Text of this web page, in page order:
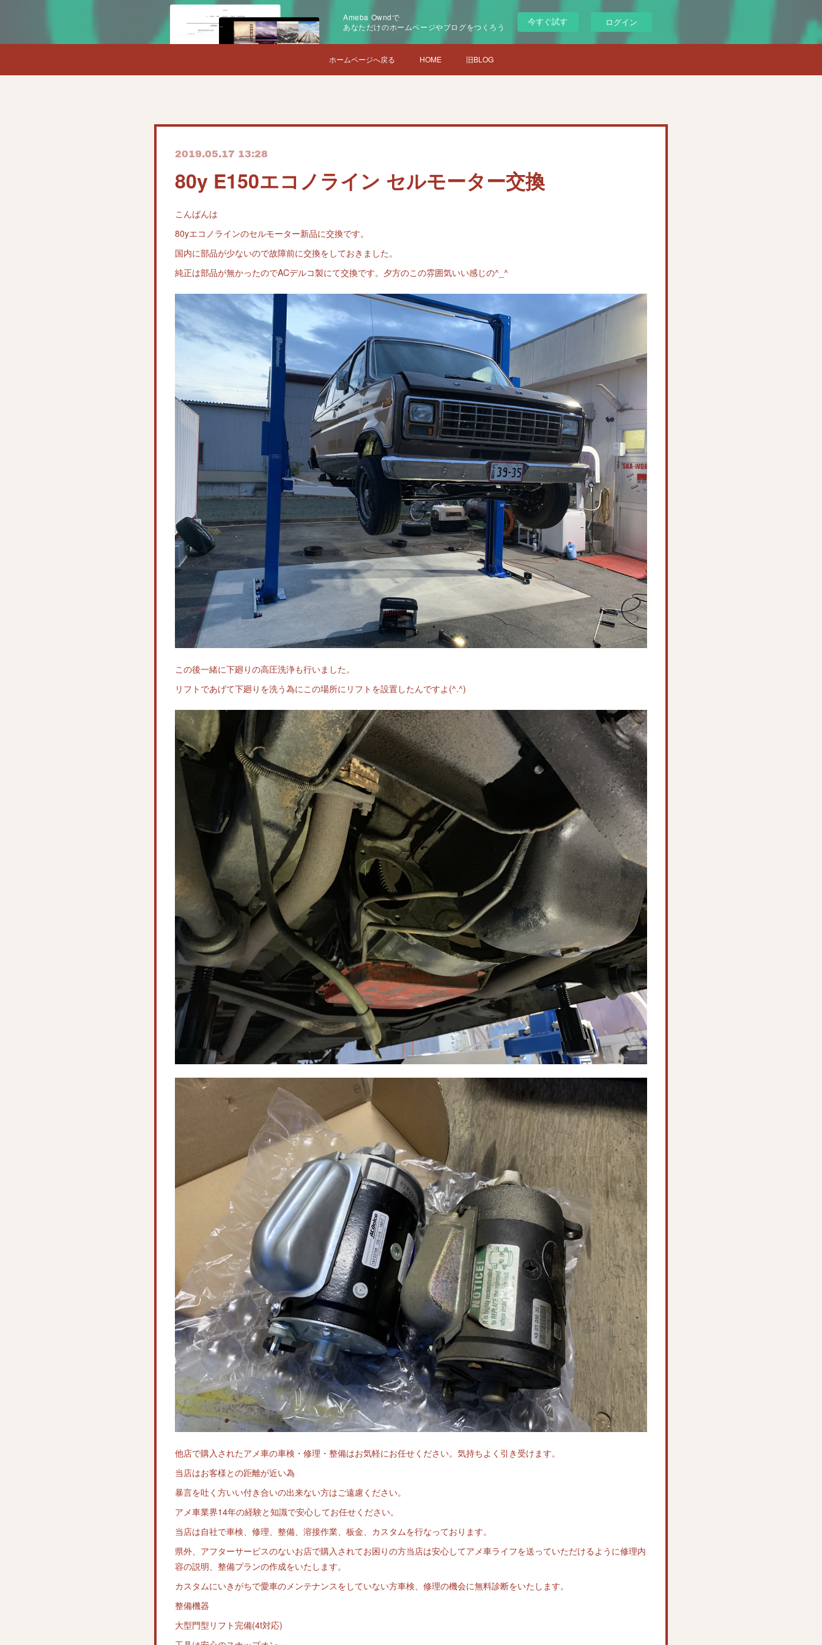
Ameba Owndで
あなただけのホームページやブログをつくろう
今すぐ試す ログイン
ホームページへ戻る HOME 旧BLOG
2019.05.17 13:28
80y E150エコノライン セルモーター交換
こんばんは
80yエコノラインのセルモーター新品に交換です。
国内に部品が少ないので故障前に交換をしておきました。
純正は部品が無かったのでACデルコ製にて交換です。夕方のこの雰囲気いい感じの^_^
この後一緒に下廻りの高圧洗浄も行いました。
リフトであげて下廻りを洗う為にこの場所にリフトを設置したんですよ(^.^)
他店で購入されたアメ車の車検・修理・整備はお気軽にお任せください。気持ちよく引き受けます。
当店はお客様との距離が近い為
暴言を吐く方いい付き合いの出来ない方はご遠慮ください。
アメ車業界14年の経験と知識で安心してお任せください。
当店は自社で車検、修理、整備、溶接作業、板金、カスタムを行なっております。
県外、アフターサービスのないお店で購入されてお困りの方当店は安心してアメ車ライフを送っていただけるように修理内
容の説明、整備プランの作成をいたします。
カスタムにいきがちで愛車のメンテナンスをしていない方車検、修理の機会に無料診断をいたします。
整備機器
大型門型リフト完備(4t対応)